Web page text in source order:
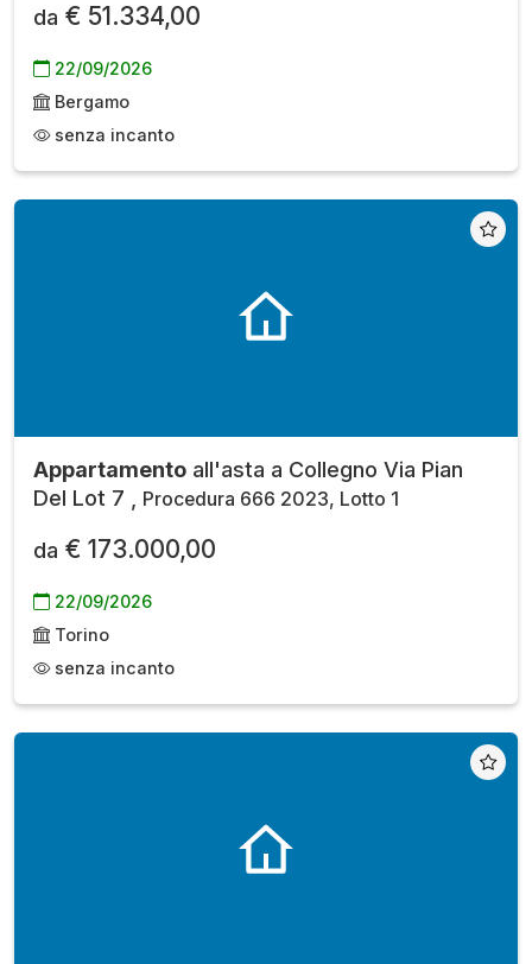
da € 51.334,00
22/09/2026
Bergamo
senza incanto
Appartamento all'asta a Collegno Via Pian
Del Lot 7 ,
Procedura 666 2023, Lotto 1
da € 173.000,00
22/09/2026
Torino
senza incanto